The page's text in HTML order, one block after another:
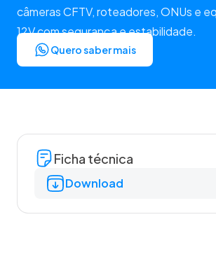
câmeras CFTV, roteadores, ONUs e
12V com segurança e estabilidade.
Quero saber mais
Ficha técnica
Download